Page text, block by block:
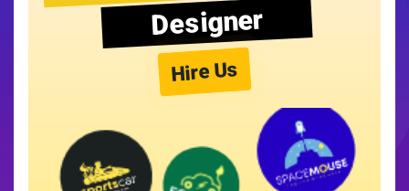
Designer
Hire Us